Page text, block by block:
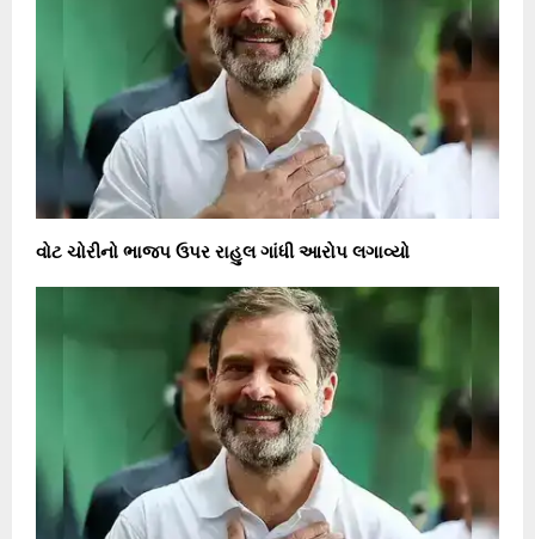
વોટ ચોરીનો ભાજપ ઉપર રાહુલ ગાંધી આરોપ લગાવ્યો